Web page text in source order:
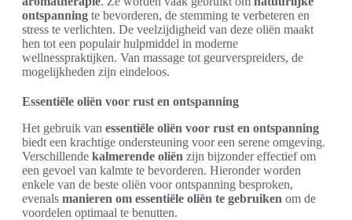
ontspanning te bevorderen, de stemming te verbeteren en
stress te verlichten. De veelzijdigheid van deze oliën maakt
hen tot een populair hulpmiddel in moderne
wellnesspraktijken. Van massage tot geurverspreiders, de
mogelijkheden zijn eindeloos.
Essentiële oliën voor rust en ontspanning
Het gebruik van essentiële oliën voor rust en ontspanning
biedt een krachtige ondersteuning voor een serene omgeving.
Verschillende kalmerende oliën zijn bijzonder effectief om
een gevoel van kalmte te bevorderen. Hieronder worden
enkele van de beste oliën voor ontspanning besproken,
evenals manieren om essentiële oliën te gebruiken om de
voordelen optimaal te benutten.